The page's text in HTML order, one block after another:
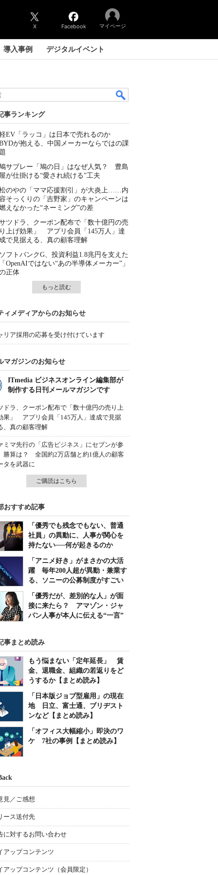
X Facebook マイページ
導入事例 デジタルイベント
事ランキング
EV「ラッコ」は日本で売れるのか
が抱える、中国メーカーならではの課
題
サブレー「鳩の日」はなぜ人気？ 豊島
屋が仕掛ける“愛され続ける”工夫
のやの「ママ応援割引」が大炎上……内
そっくりの「吉野家」のキャンペーンは
えなかった“ネーミング”の差
ツドラ、クーポン配布で「数十億円の売
り上げ効果」 アプリ会員「145万人」達
成で見据える、真の顧客理解
ソフトバンクG、投資利益1.8兆円を支えた
「OpenAIではない“あの半導体メーカー”」
正体
もっと読む
ィメディアからのお知らせ
リア採用の応募を受け付けています
マガジンのお知らせ
ITmedia ビジネスオンライン編集部が
制作する日刊メールマガジンです
ドラ、クーポン配布で「数十億円の売り上
果」 アプリ会員「145万人」達成で見据
、真の顧客理解
ミマ先行の「広告ビジネス」にセブンが参
勝算は？ 全国約2万店舗と約1億人の顧客
タを武器に
ご購読はこちら
おすすめ記事
「優秀でも残念でもない、普通
社員」の異動に、人事が関心を
持たない──何が起きるのか
「アニメ好き」がまさかの大活
躍 毎年200人超が異動・兼業す
る、ソニーの公募制度がすごい
「優秀だが、差別的な人」が面
接に来たら？ アマゾン・ジャ
パン人事が本人に伝える“一言”
事まとめ読み
もう悩まない「定年延長」 賃
金、退職金、組織の若返りをど
うするか【まとめ読み】
「日本版ジョブ型雇用」の現在
地 日立、富士通、ブリヂスト
ンなど【まとめ読み】
「オフィス大幅縮小」即決のワ
ケ 7社の事例【まとめ読み】
見／ご感想
ース送付先
に対するお問い合わせ
アップコンテンツ
アップコンテンツ（会員限定）